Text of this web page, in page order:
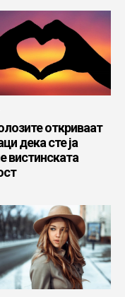
откриваат
дека сте ја
вистинската